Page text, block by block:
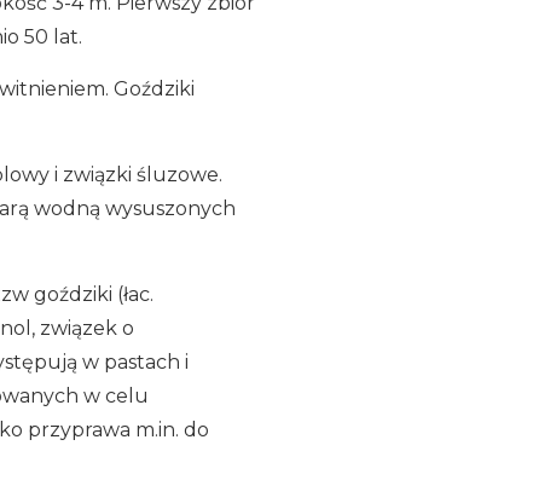
50 lat.
Goździki
i związki śluzowe.
wodną wysuszonych
goździki (łac.
związek o
w pastach i
w celu
przyprawa m.in. do